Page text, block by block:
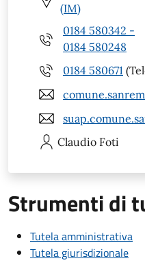
(IM)
0184 580342 -
0184 580248
0184 580671
Claudio Foti
Strumenti di
Tutela amministrativa
Tutela giurisdizionale